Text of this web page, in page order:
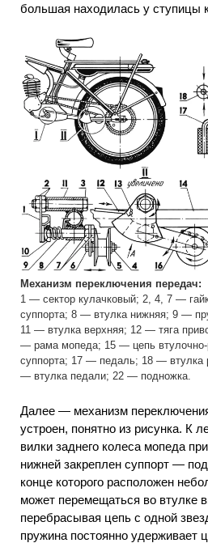
большая находилась у ступицы
Механизм переключения передач:
1 — сектор кулачковый; 2, 4, 7 —
суппорта; 8 — втулка нижняя; 9 —
11 — втулка верхняя; 12 — тяга
— рама мопеда; 15 — цепь
суппорта; 17 — педаль; 18 — втулка
— втулка педали; 22 — подножка.
Далее — механизм
устроен, понятно из рисунка. К
вилки заднего колеса мопеда
нижней закреплен суппорт —
конце которого расположен
может перемещаться во втулке
перебрасывая цепь с одной
пружина постоянно удерживает